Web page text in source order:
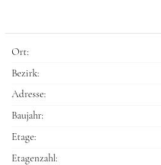
Ort:
Bezirk:
Adresse:
Baujahr:
Etage:
Etagenzahl: